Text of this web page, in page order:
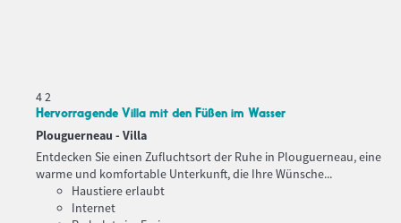
42
Hervorragende Villa mit den Füßen im Wasser
Plouguerneau - Villa
Entdecken Sie einen Zufluchtsort der Ruhe in Plouguerneau, eine
warme und komfortable Unterkunft, die Ihre Wünsche...
Haustiere erlaubt
Internet